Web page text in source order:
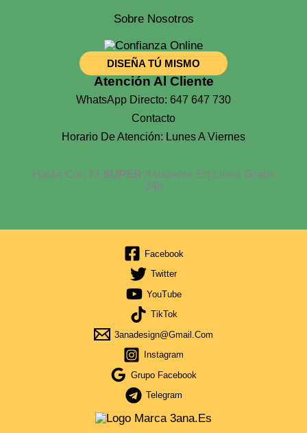
Sobre Nosotros
DISEÑA TÚ MISMO
Atención Al Cliente
WhatsApp Directo: 647 647 730
Contacto
Horario De Atención: Lunes A Viernes
Habla Con El SUPERAsistente En Linea Gratis
24h
Facebook
Twitter
YouTube
TikTok
3anadesign@gmail.com
Instagram
Grupo Facebook
Telegram